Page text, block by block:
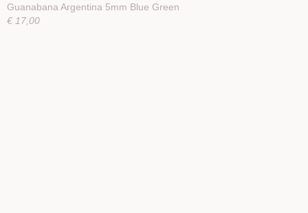
Guanabana Argentina 5mm Blue Green
€ 17,00